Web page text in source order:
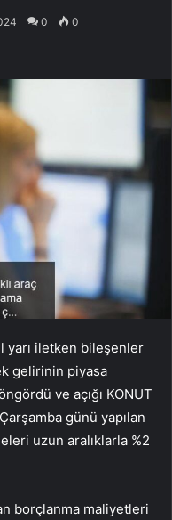
0 0
yarı iletken bileşenler
gelirinin piyasa
ve açığı KONUT
günü yapılan
uzun aralıklarla %2
borçlanma maliyetleri